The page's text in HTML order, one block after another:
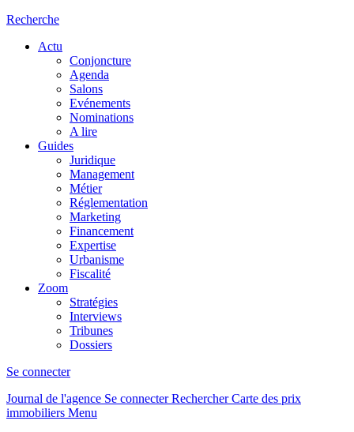
Recherche
Actu
Conjoncture
Agenda
Salons
Evénements
Nominations
A lire
Guides
Juridique
Management
Métier
Réglementation
Marketing
Financement
Expertise
Urbanisme
Fiscalité
Zoom
Stratégies
Interviews
Tribunes
Dossiers
Se connecter
Journal de l'agence Se connecterRechercher Carte des prix
immobiliers Menu